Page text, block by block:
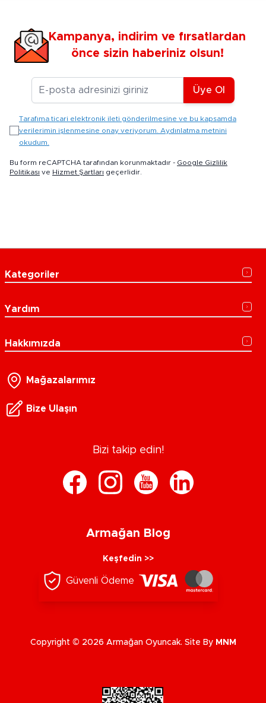
Kampanya, indirim ve fırsatlardan
önce sizin haberiniz olsun!
E-posta Adresiniz
Üye Ol
Tarafıma ticari elektronik ileti gönderilmesine ve bu kapsamda
verilerimin işlenmesine onay veriyorum. Aydınlatma metnini
okudum.
Bu form reCAPTCHA tarafından korunmaktadır - Google Gizlilik
Politikası ve Hizmet Şartları geçerlidir.
Kategoriler
Yardım
Hakkımızda
Mağazalarımız
Bize Ulaşın
Bizi takip edin!
Armağan Blog
Keşfedin >>
Güvenli Ödeme
Copyright © 2026 Armağan Oyuncak. Site By MNM